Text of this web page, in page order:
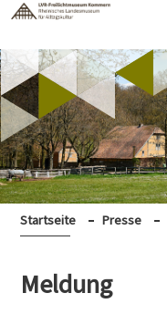
Startseite Presse
Meldung